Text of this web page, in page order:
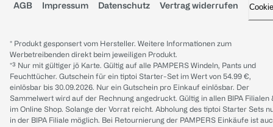
AGB Impressum Datenschutz Vertrag widerrufen
* Produkt gesponsert vom Hersteller. Weitere Informationen zum
Werbetreibenden direkt beim jeweiligen Produkt.
*³ Nur mit gültiger jö Karte. Gültig auf alle PAMPERS Windeln, Pants und
Feuchttücher. Gutschein für ein tiptoi Starter-Set im Wert von 54.99 €,
einlösbar bis 30.09.2026. Nur ein Gutschein pro Einkauf einlösbar. Der
Sammelwert wird auf der Rechnung angedruckt. Gültig in allen BIPA Filialen
im Online Shop. Solange der Vorrat reicht. Abholung des tiptoi Starter Sets
in der BIPA Filiale möglich. Bei Retournierung der PAMPERS Einkäufe ist